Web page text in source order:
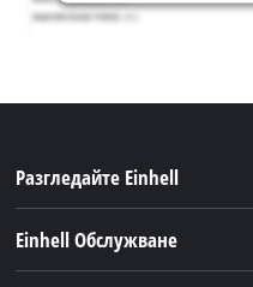
Разгледайте Einhell
Einhell Обслужване